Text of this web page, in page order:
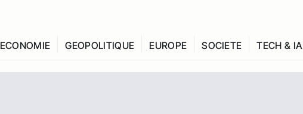
ECONOMIE GEOPOLITIQUE EUROPE SOCIETE TECH & IA